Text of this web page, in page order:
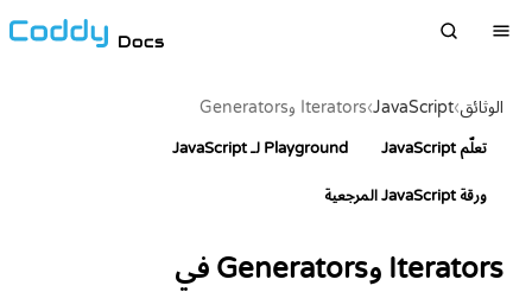
Docs
الوثائق›
JavaScript
›Iterators وGenerators
تعلّم JavaScript Playground لـ JavaScript
ورقة JavaScript المرجعية
Iterators وGenerators في